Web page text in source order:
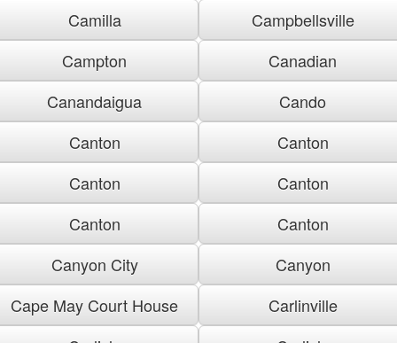
Camilla
Campbellsville
Campton
Canadian
Canandaigua
Cando
Canton
Canton
Canton
Canton
Canton
Canton
Canyon City
Canyon
Cape May Court House
Carlinville